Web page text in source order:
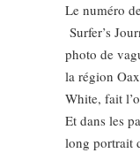
Le numéro
Surfer’s
photo de
la région
White, fait
Et dans les
long portrait